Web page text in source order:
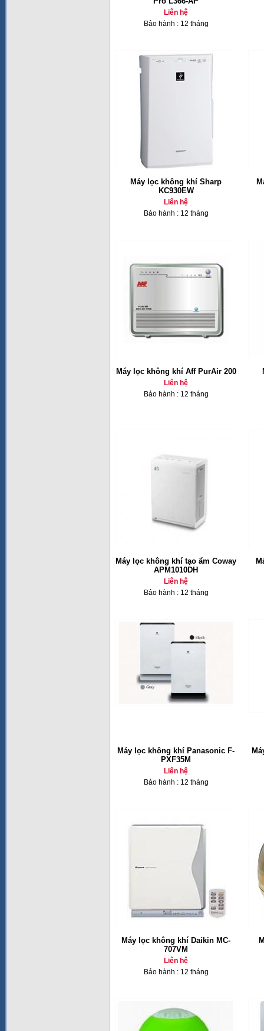
Liên hệ
Bảo hành : 12 tháng
Máy lọc không khí Sharp
KC930EW
Liên hệ
Bảo hành : 12 tháng
Máy lọc không khí Aff PurAir 200
Liên hệ
Bảo hành : 12 tháng
Máy lọc không khí tạo ẩm Coway
APM1010DH
Liên hệ
Bảo hành : 12 tháng
Máy lọc không khí Panasonic F-
PXF35M
Liên hệ
Bảo hành : 12 tháng
Máy lọc không khí Daikin MC-
707VM
Liên hệ
Bảo hành : 12 tháng